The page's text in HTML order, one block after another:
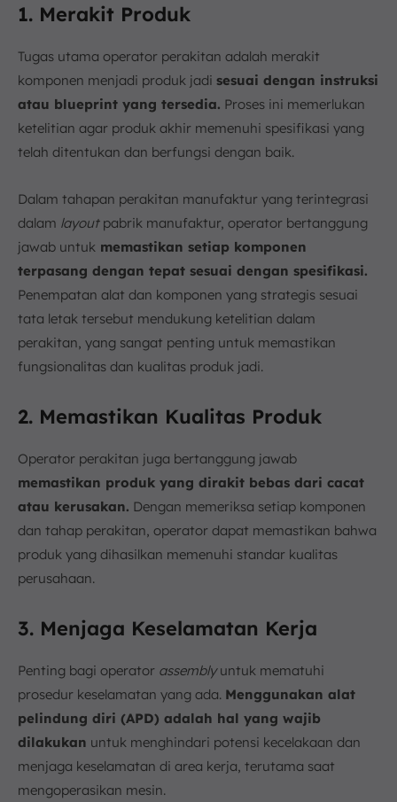
1. Merakit Produk
Tugas utama operator perakitan adalah merakit
komponen menjadi produk jadi sesuai dengan instruksi
atau blueprint yang tersedia. Proses ini memerlukan
ketelitian agar produk akhir memenuhi spesifikasi yang
telah ditentukan dan berfungsi dengan baik.
Dalam tahapan perakitan manufaktur yang terintegrasi
dalam layoutpabrik manufaktur, operator bertanggung
jawab untuk memastikan setiap komponen
terpasang dengan tepat sesuai dengan spesifikasi.
Penempatan alat dan komponen yang strategis sesuai
tata letak tersebut mendukung ketelitian dalam
perakitan, yang sangat penting untuk memastikan
fungsionalitas dan kualitas produk jadi.
2. Memastikan Kualitas Produk
Operator perakitan juga bertanggung jawab
memastikan produk yang dirakit bebas dari cacat
atau kerusakan. Dengan memeriksa setiap komponen
dan tahap perakitan, operator dapat memastikan bahwa
produk yang dihasilkan memenuhi standar kualitas
perusahaan.
3. Menjaga Keselamatan Kerja
Penting bagi operator assemblyuntuk mematuhi
prosedur keselamatan yang ada. Menggunakan alat
pelindung diri (APD) adalah hal yang wajib
dilakukan untuk menghindari potensi kecelakaan dan
menjaga keselamatan di area kerja, terutama saat
mengoperasikan mesin.